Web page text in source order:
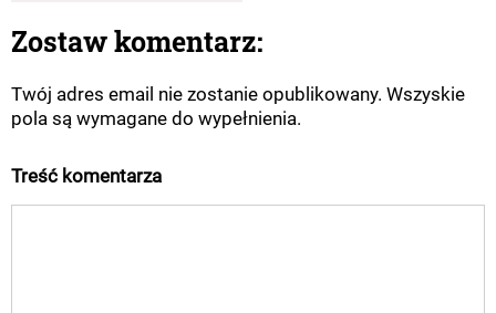
Zostaw komentarz:
Twój adres email nie zostanie opublikowany. Wszyskie
pola są wymagane do wypełnienia.
Treść komentarza